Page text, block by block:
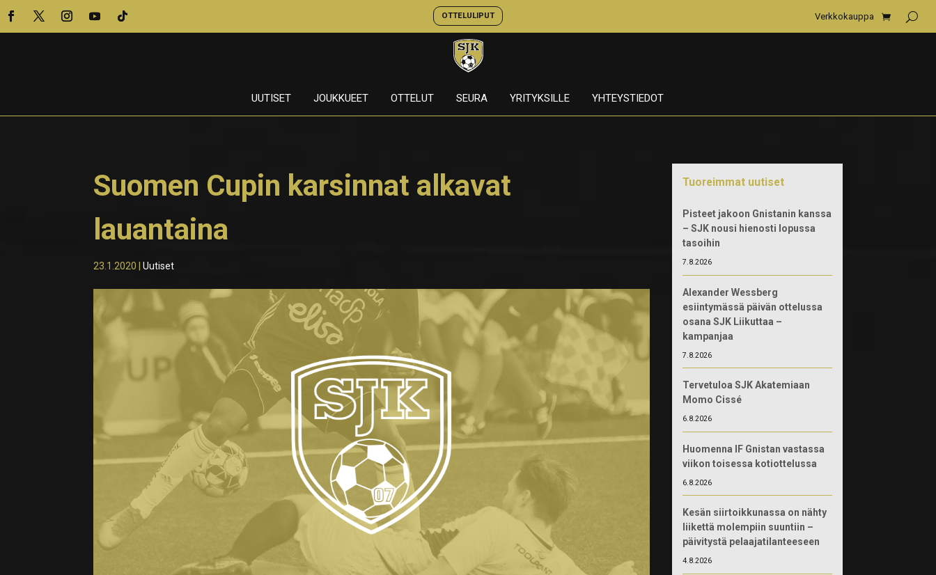
OTTELULIPUT Verkkokauppa
UUTISET JOUKKUEET OTTELUT SEURA YRITYKSILLE YHTEYSTIEDOT
Suomen Cupin karsinnat alkavat
lauantaina
23.1.2020 |Uutiset
Tuoreimmat uutiset
Pisteet jakoon Gnistanin kanssa
– SJK nousi hienosti lopussa
tasoihin
7.8.2026
Alexander Wessberg
esiintymässä päivän ottelussa
osana SJK Liikuttaa –
kampanjaa
7.8.2026
Tervetuloa SJK Akatemiaan
Momo Cissé
6.8.2026
Huomenna IF Gnistan vastassa
viikon toisessa kotiottelussa
6.8.2026
Kesän siirtoikkunassa on nähty
liikettä molempiin suuntiin –
päivitystä pelaajatilanteeseen
4.8.2026